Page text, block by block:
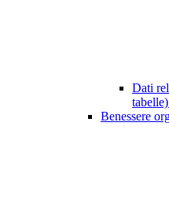
Dati
tabelle)
Benessere